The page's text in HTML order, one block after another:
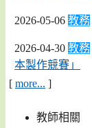
2026-05-06 教務
2026-04-30 教務
本製作競賽」
[ more... ]
教師相關